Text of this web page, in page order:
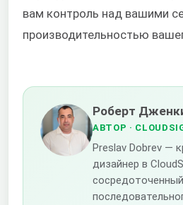
вам контроль над вашими
производительностью
Роберт
АВТОР ·
Preslav Dobrev —
дизайнер в